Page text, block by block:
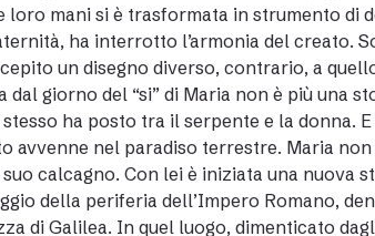
loro mani si è trasformata in strumento di
ha interrotto l’armonia del creato.
un disegno diverso, contrario, a
dal giorno del “si” di Maria non è più una
ha posto tra il serpente e la donna.
avvenne nel paradiso terrestre. Maria
calcagno. Con lei è iniziata una nuova
della periferia dell’Impero Romano,
di Galilea. In quel luogo, dimenticato